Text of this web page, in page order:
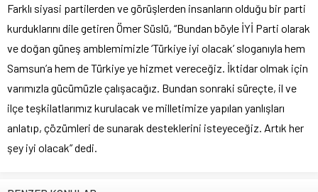
Farklı siyasi partilerden ve görüşlerden insanların olduğu bir parti
kurduklarını dile getiren Ömer Süslü, “Bundan böyle İYİ Parti olarak
ve doğan güneş amblemimizle ‘Türkiye iyi olacak’ sloganıyla hem
Samsun’a hem de Türkiye ye hizmet vereceğiz. İktidar olmak için
varımızla gücümüzle çalışacağız. Bundan sonraki süreçte, il ve
ilçe teşkilatlarımız kurulacak ve milletimize yapılan yanlışları
anlatıp, çözümleri de sunarak desteklerini isteyeceğiz. Artık her
şey iyi olacak” dedi.